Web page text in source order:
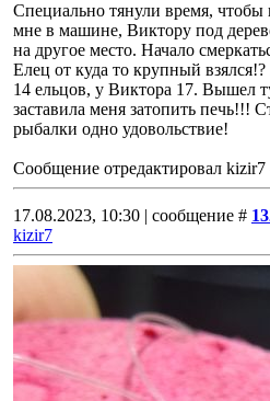
Специально тянули время,
мне в машине, Виктору под
на другое место. Начало
Елец от куда то крупный
14 ельцов, у Виктора 17. Вышел
заставила меня затопить печь!!!
рыбалки одно удовольствие!
Сообщение отредактировал kizir7
17.08.2023, 10:30 | сообщение #
kizir7